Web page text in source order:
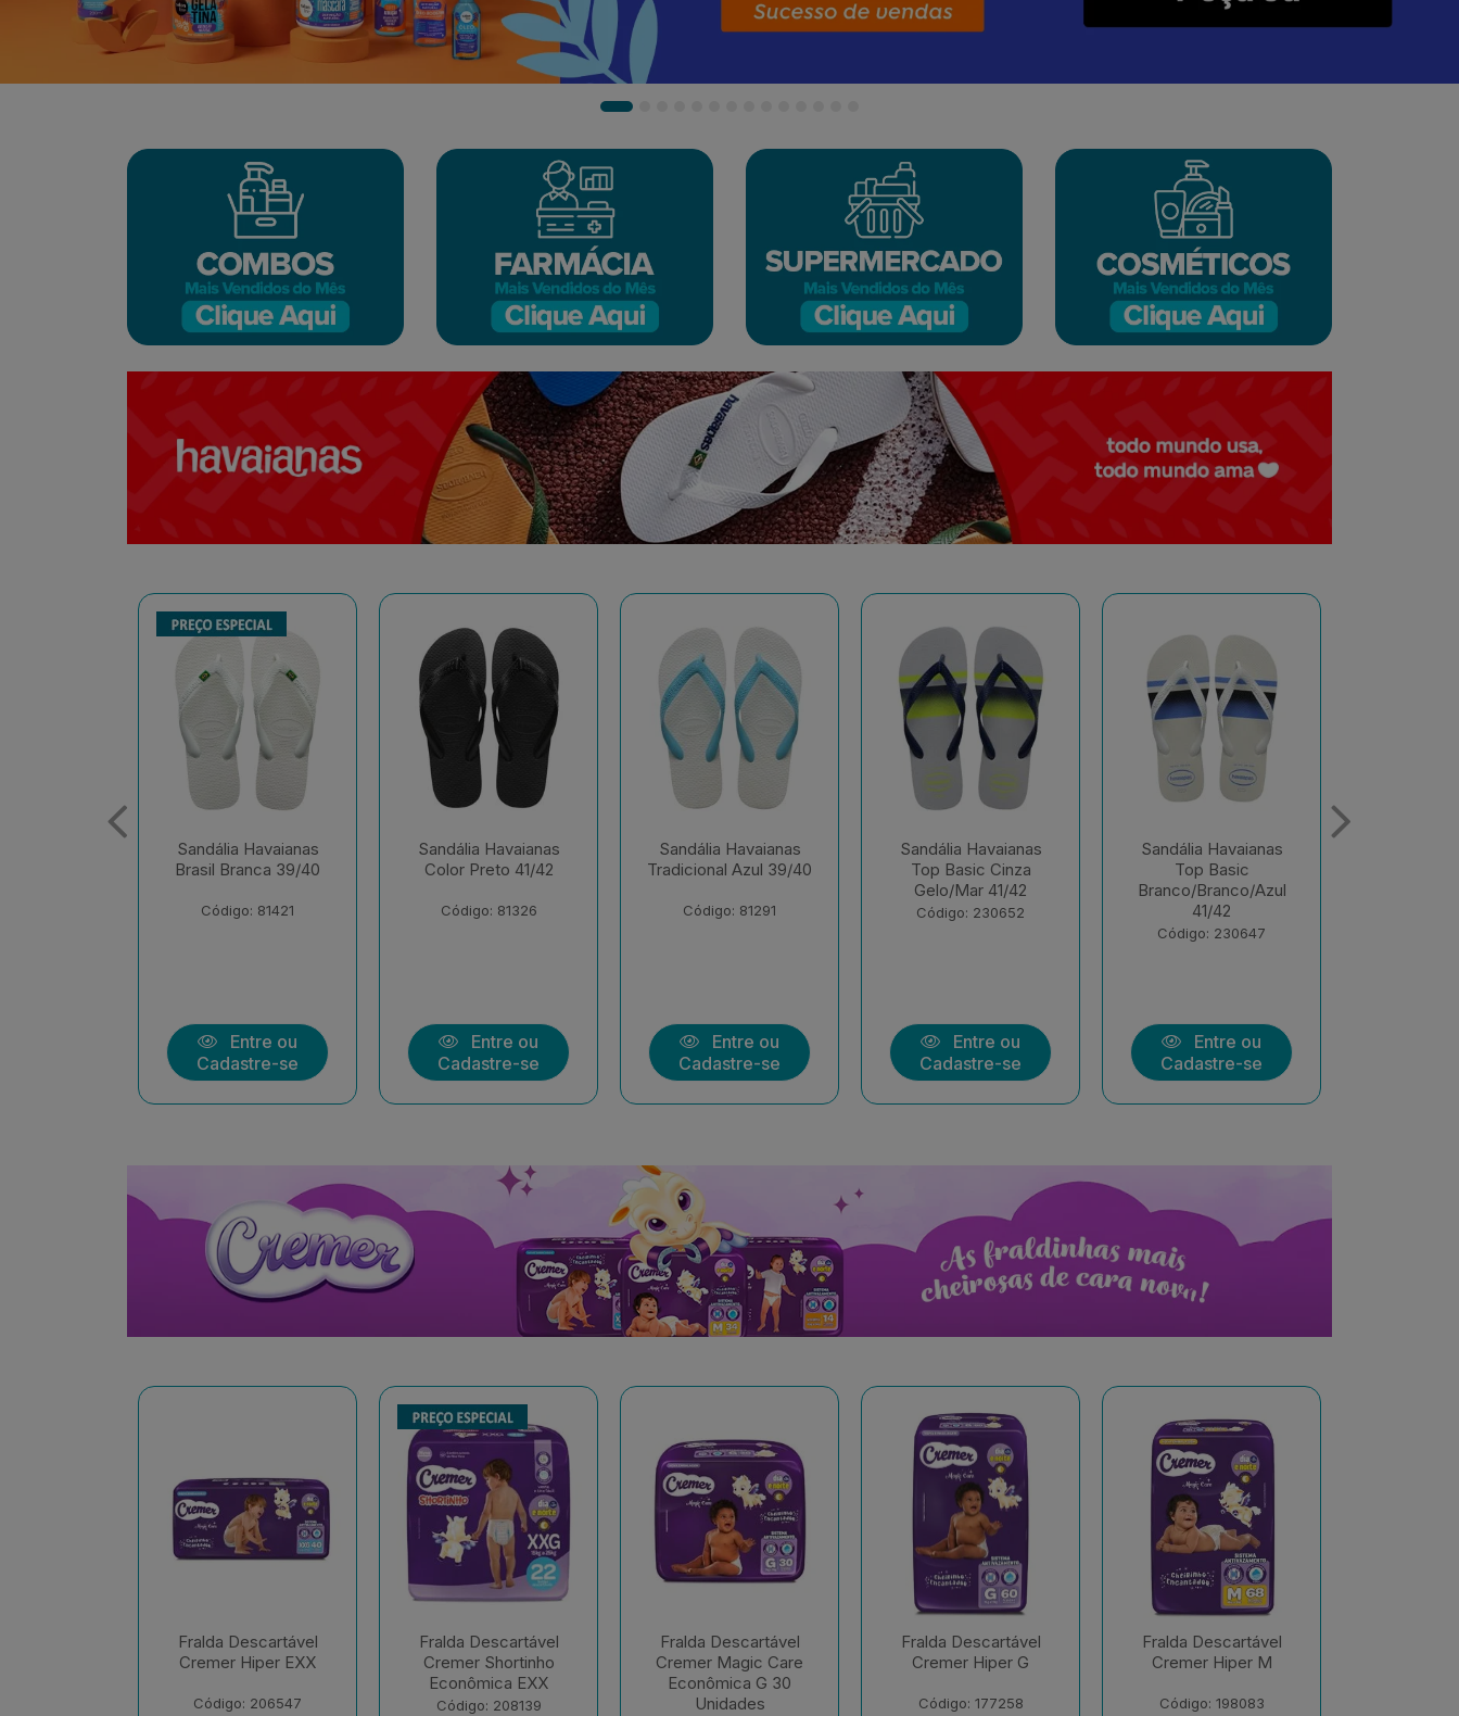
Sandália Havaianas
Color Preto 41/42
Código: 81326
Entre ou
Cadastre-se
Sandália Havaianas
Tradicional Azul 39/40
Código: 81291
Entre ou
Cadastre-se
Sandália Havaianas
Top Basic Cinza
Código: 230652
Entre ou
Cadastre-se
Sandália Havaianas
Top Basic
Branco/Branco/Azul
41/42
Entre ou
Cadastre-se
Sandália Havaianas
Color Vermelho
Hibisco 37/38
Código: 230372
Entre ou
Cadastre-se
Fralda Descartável
Cremer Shortinho
Código: 208139
Fralda Descartável
Cremer Magic Care
Econômica G 30
Unidades
Fralda Descartável
Cremer Hiper G
Código: 177258
Fralda Descartável
Cremer Hiper M
Código: 198083
Fralda Descartável
Cremer Hiper EXX
Código: 206547